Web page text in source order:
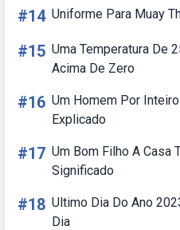
#14 Uniforme Para Muay
#15 Uma Temperatura De
Acima De Zero
#16 Um Homem Por
Explicado
#17 Um Bom Filho A Casa
Significado
#18 Ultimo Dia Do Ano
Dia